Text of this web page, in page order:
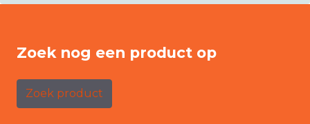
Zoek nog een product op
Zoek product